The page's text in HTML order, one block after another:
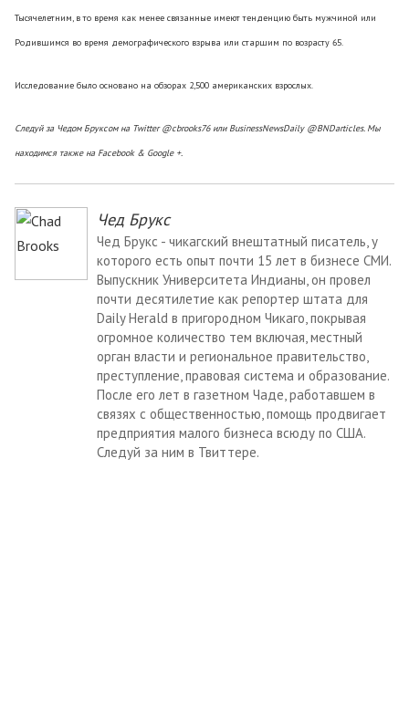
Тысячелетним, в то время как менее связанные имеют тенденцию быть мужчиной или
Родившимся во время демографического взрыва или старшим по возрасту 65.
Исследование было основано на обзорах 2,500 американских взрослых.
Следуй за Чедом Бруксом на Twitter @cbrooks76 или BusinessNewsDaily @BNDarticles. Мы
находимся также на Facebook & Google +.
Чед Брукс
Чед Брукс - чикагский внештатный писатель, у
которого есть опыт почти 15 лет в бизнесе СМИ.
Выпускник Университета Индианы, он провел
почти десятилетие как репортер штата для
Daily Herald в пригородном Чикаго, покрывая
огромное количество тем включая, местный
орган власти и региональное правительство,
преступление, правовая система и образование.
После его лет в газетном Чаде, работавшем в
связях с общественностью, помощь продвигает
предприятия малого бизнеса всюду по США.
Следуй за ним в Твиттере.